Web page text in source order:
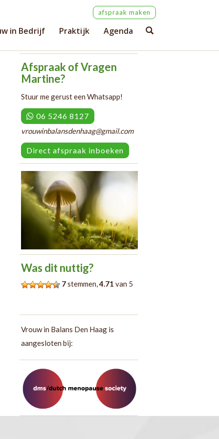
afspraak maken
in Bedrijf Praktijk Agenda
Afspraak of Vragen
Martine?
Stuur me gerust een Whatsapp!
06 5246 8127
vrouwinbalansdenhaag@gmail.com
Direct afspraak inboeken
Was dit nuttig?
7stemmen,4.71 van 5
Vrouw in Balans Den Haag is
aangesloten bij: